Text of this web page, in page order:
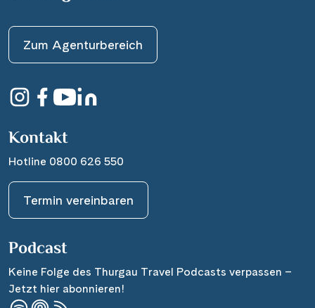
Zum Agenturbereich
Kontakt
Hotline 0800 626 550
Termin vereinbaren
Podcast
Keine Folge des Thurgau Travel Podcasts verpassen –
Jetzt hier abonnieren!